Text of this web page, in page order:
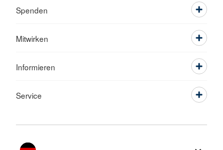
Spenden
Mitwirken
Informieren
Service
Sprache wechseln zu